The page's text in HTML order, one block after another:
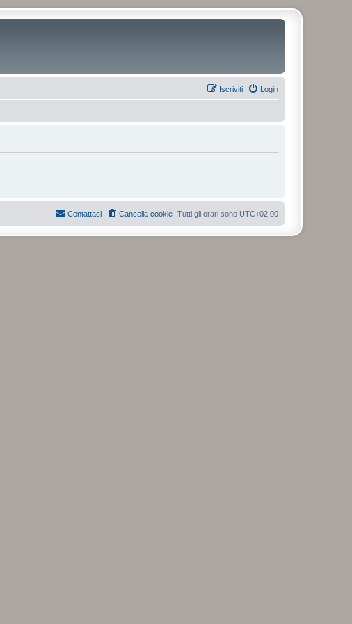
Login
Iscriviti
Tutti gli orari sono UTC+02:00
Cancella cookie
Contattaci